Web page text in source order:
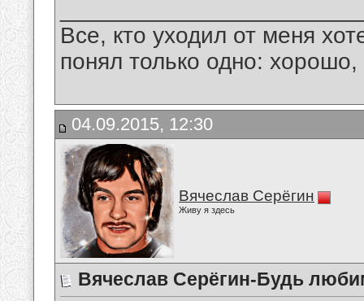
Все, кто уходил от меня
понял только одно:
04.09.2015, 12:30
Вячеслав Серёгин
Живу я здесь
Вячеслав Серёгин-Будь